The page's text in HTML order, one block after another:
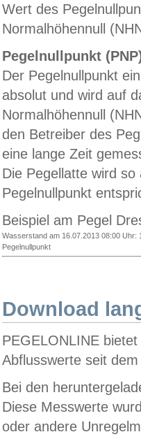
Wert des
Normalhöhennull
Pegelnullpunkt
Der Pegelnullpunkt
absolut und wird auf
Normalhöhennull
den Betreiber des
eine lange Zeit
Die Pegellatte wird
Pegelnullpunkt
Beispiel am Pegel
Wasserstand am 16.07.2013 08:00 Uhr:
Pegelnullpunkt
Download
PEGELONLINE
Abflusswerte seit
Bei den
Diese Messwerte
oder andere